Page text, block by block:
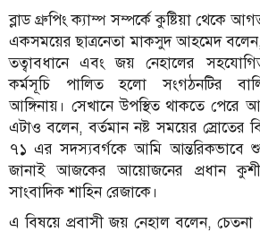
ব্লাড গ্রুপিং ক্যাম্প সম্পর্কে কুষ্টিয়া থেকে
একসময়ের ছাত্রনেতা মাকসুদ আহমেদ
তত্বাবধানে এবং জয় নেহালের
কর্মসূচি পালিত হলো সংগঠনটির
আঙ্গিনায়। সেখানে উপস্থিত থাকতে পেরে
এটাও বলেন, বর্তমান নষ্ট সময়ের স্রোতের
৭১ এর সদস্যবর্গকে আমি আন্তরিকভাবে
জানাই আজকের আয়োজনের প্রধান
সাংবাদিক শাহিন রেজাকে।
এ বিষয়ে প্রবাসী জয় নেহাল বলেন,